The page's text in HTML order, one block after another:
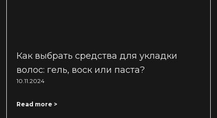
Как выбрать средства для укладки
волос: гель, воск или паста?
10.11.2024
Read more >